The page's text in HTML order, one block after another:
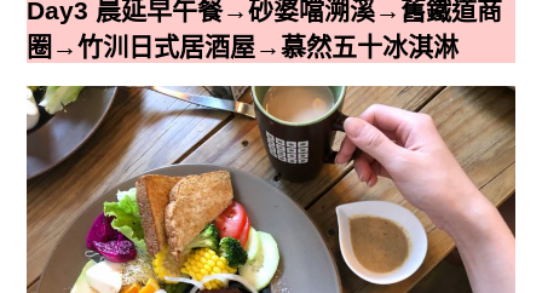
Day3 晨延早午餐→砂婆噹溯溪→舊鐵道商
圈→竹汌日式居酒屋→慕然五十冰淇淋